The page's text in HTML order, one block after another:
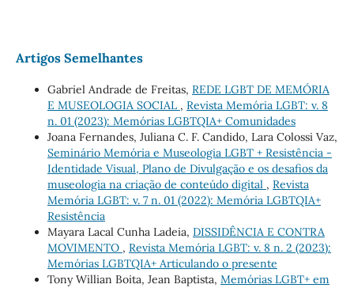
Artigos Semelhantes
Gabriel Andrade de Freitas, REDE LGBT DE MEMÓRIA
E MUSEOLOGIA SOCIAL , Revista Memória LGBT: v. 8
n. 01 (2023): Memórias LGBTQIA+ Comunidades
Joana Fernandes, Juliana C. F. Candido, Lara Colossi Vaz,
Seminário Memória e Museologia LGBT + Resistência -
Identidade Visual, Plano de Divulgação e os desafios da
museologia na criação de conteúdo digital , Revista
Memória LGBT: v. 7 n. 01 (2022): Memória LGBTQIA+
Resistência
Mayara Lacal Cunha Ladeia, DISSIDÊNCIA E CONTRA
MOVIMENTO , Revista Memória LGBT: v. 8 n. 2 (2023):
Memórias LGBTQIA+ Articulando o presente
Tony Willian Boita, Jean Baptista, Memórias LGBT+ em